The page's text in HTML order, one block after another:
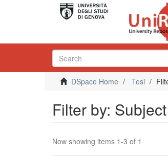
DSpace Home Tesi
Filter by: Subject
Now showing items 1-3 of 1